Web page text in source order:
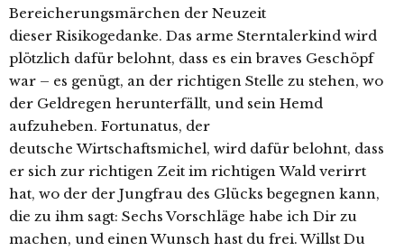
Bereicherungsmärchen der Neuzeit
dieser Risikogedanke. Das arme Sterntalerkind wird
plötzlich dafür belohnt, dass es ein braves Geschöpf
war – es genügt, an der richtigen Stelle zu stehen, wo
der Geldregen herunterfällt, und sein Hemd
aufzuheben. Fortunatus, der
deutsche Wirtschaftsmichel, wird dafür belohnt, dass
er sich zur richtigen Zeit im richtigen Wald verirrt
hat, wo der der Jungfrau des Glücks begegnen kann,
die zu ihm sagt: Sechs Vorschläge habe ich Dir zu
machen, und einen Wunsch hast du frei. Willst Du